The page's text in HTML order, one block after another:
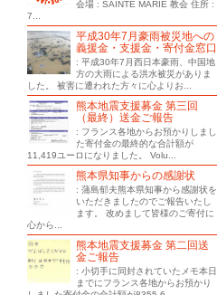
会場 : SAINTE MARIE 教会 住所 :
7...
平成30年7月豪雨被災地への
義援金・支援金・寄付金窓口
: 平成30年7月西日本豪雨、中国地
方の大雨による洪水被災がありま
した。 被害に遭われた方々に心よりお...
熊本地震支援募金 第三回
（最終）送金ご報告
: フランス各地からお預かりしまし
た寄付金の最終的な合計額が
11,419ユーロになりました。 Volu...
熊本県知事からの感謝状
: 蒲島郁夫熊本県知事から感謝状を
いただきましたのでご報告いたし
ます。 改めまして皆様のご寄付に
心から...
熊本地震支援募金 第二回送
金ご報告
: 小切手に同封されていたメモ本日
までにフランス各地からお預かり